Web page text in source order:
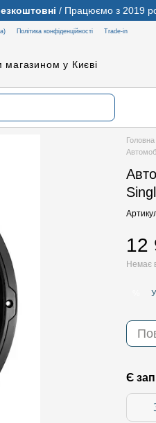
/ Працюємо з 2019
Політика конфіденційності Trade-in
у Києві
Головна
12
Немає
Є